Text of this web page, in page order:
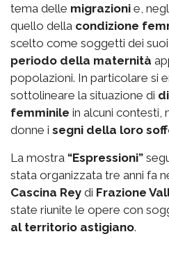
tema delle migrazioni e,
quello della condizione
scelto come soggetti dei suoi
periodo della maternità
popolazioni. In particolare si
sottolineare la situazione di
femminile in alcuni contesti,
donne i segni della loro
La mostra “Espressioni”
stata organizzata tre anni fa
Cascina Rey di Frazione
state riunite le opere con
al territorio astigiano.